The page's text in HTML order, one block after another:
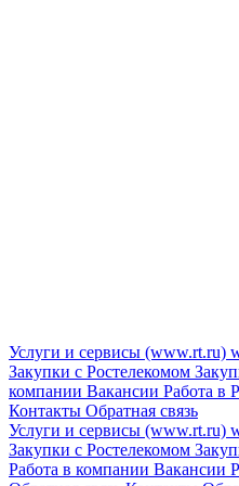
Услуги и сервисы (www.rt.ru)
Закупки с Ростелекомом
компании Вакансии Работа в
Контакты Обратная связь
Услуги и сервисы (www.rt.ru)
Закупки с Ростелекомом
Работа в компании Вакансии